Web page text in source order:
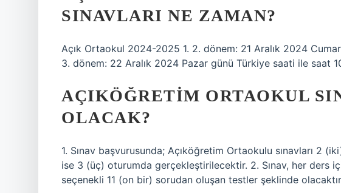
SINAVLARI NE ZAMAN?
Açık Ortaokul 2024-2025 1. 2. dönem: 21 Aralık 2024
3. dönem: 22 Aralık 2024 Pazar günü Türkiye saati ile saat
AÇIKÖĞRETIM ORTAOKUL
OLACAK?
1. Sınav başvurusunda; Açıköğretim Ortaokulu sınavları 2
ise 3 (üç) oturumda gerçekleştirilecektir. 2. Sınav, her ders
seçenekli 11 (on bir) sorudan oluşan testler şeklinde